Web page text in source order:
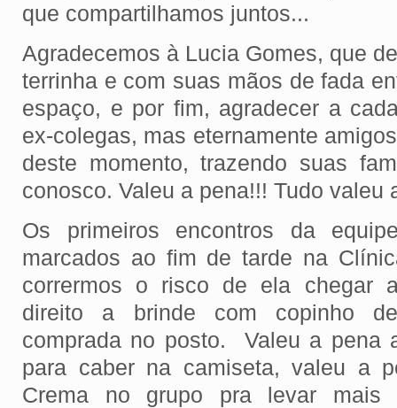
que compartilhamos juntos...
Agradecemos à Lucia Gomes, que
terrinha e com suas mãos de fada
espaço, e por fim, agradecer a
ex-colegas, mas eternamente
deste momento, trazendo suas
conosco. Valeu a pena!!! Tudo valeu
Os primeiros encontros da
marcados ao fim de tarde na
corrermos o risco de ela chegar
direito a brinde com copinho
comprada no posto. Valeu a pena
para caber na camiseta, valeu a
Crema no grupo pra levar mais